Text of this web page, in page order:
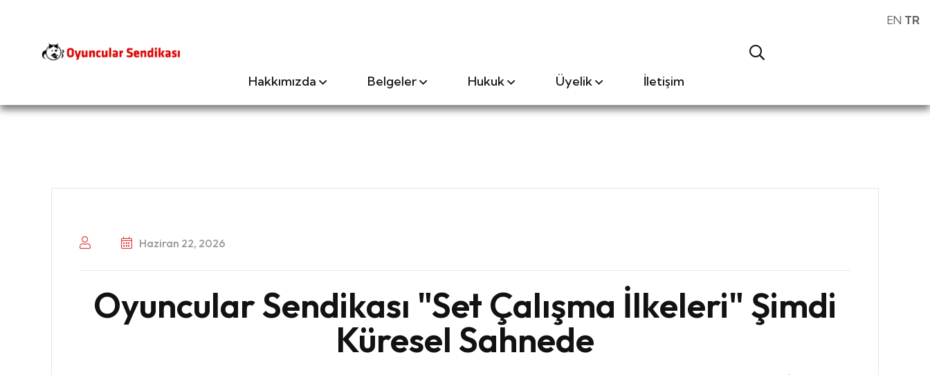
Hakkımızda Belgeler Hukuk Üyelik İletişim
Haziran 22, 2026
Oyuncular Sendikası "Set Çalışma İlkeleri" Şimdi
Küresel Sahnede
EN TR